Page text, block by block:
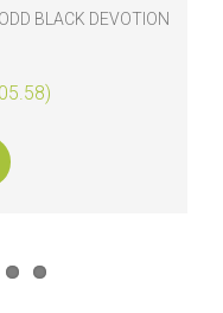
BRITAX КОЛИЧКА B-SMART